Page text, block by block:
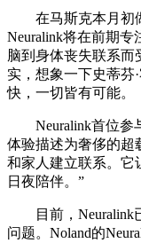
在马斯克本月初做
Neuralink将在前期专
脑到身体丧失联系而
实，想象一下史蒂芬
快，一切皆有可能。
Neuralink首位参与
体验描述为奢侈的超
和家人建立联系。它
日夜陪伴。”
目前，Neuralink
问题。Noland的